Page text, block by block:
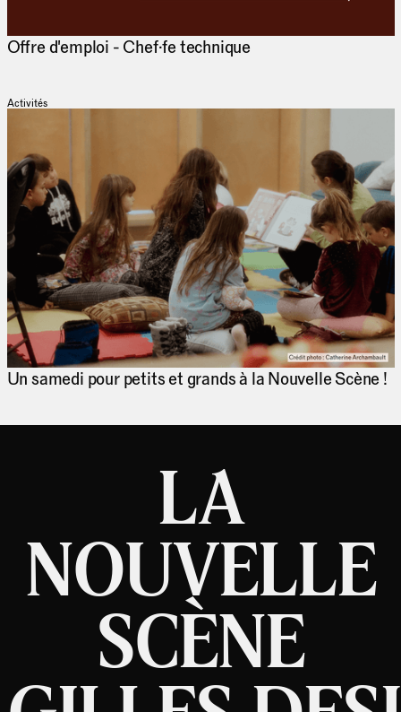
Offre d'emploi - Chef·fe technique
Activités
Un samedi pour petits et grands à la Nouvelle Scène !
LA
NOUVELLE
SCÈNE